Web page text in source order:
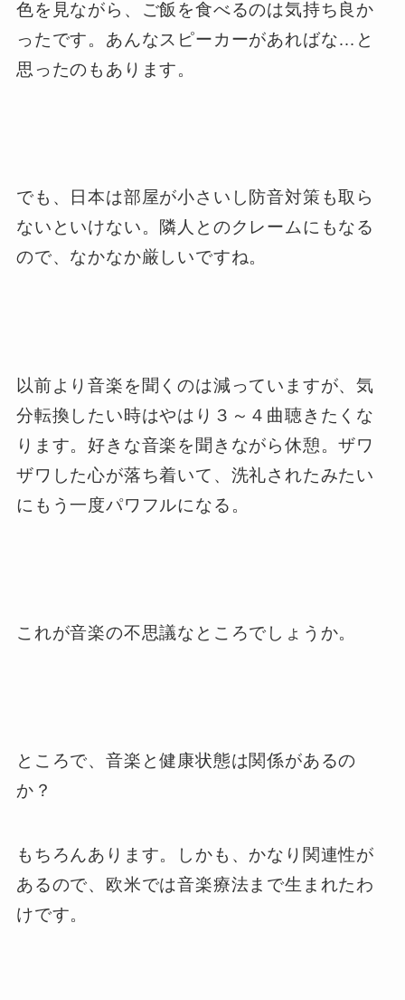
色を見ながら、ご飯を食べるのは気持ち良か
ったです。あんなスピーカーがあればな…と
思ったのもあります。
でも、日本は部屋が小さいし防音対策も取ら
ないといけない。隣人とのクレームにもなる
ので、なかなか厳しいですね。
以前より音楽を聞くのは減っていますが、気
分転換したい時はやはり３～４曲聴きたくな
ります。好きな音楽を聞きながら休憩。ザワ
ザワした心が落ち着いて、洗礼されたみたい
にもう一度パワフルになる。
これが音楽の不思議なところでしょうか。
ところで、音楽と健康状態は関係があるの
か？
もちろんあります。しかも、かなり関連性が
あるので、欧米では音楽療法まで生まれたわ
けです。